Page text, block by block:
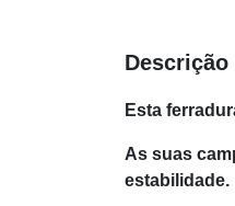
Descrição
Esta
As suas
estabilidade.